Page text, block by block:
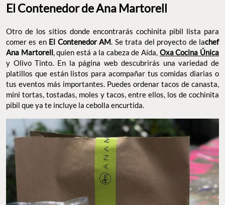
El Contenedor de Ana Martorell
Otro de los sitios donde encontrarás cochinita pibil lista para
comer es en El Contenedor AM. Se trata del proyecto de lachef
Ana Martorell, quien está a la cabeza de Aída, Oxa Cocina Única
y Olivo Tinto. En la página web descubrirás una variedad de
platillos que están listos para acompañar tus comidas diarias o
tus eventos más importantes. Puedes ordenar tacos de canasta,
mini tortas, tostadas, moles y tacos, entre ellos, los de cochinita
pibil que ya te incluye la cebolla encurtida.